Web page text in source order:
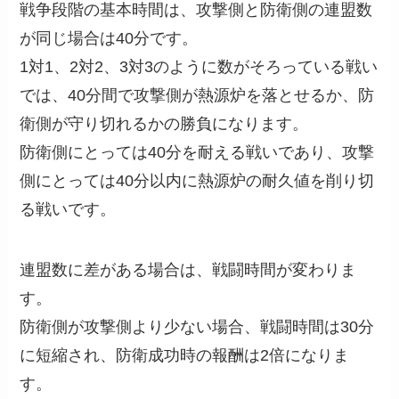
戦争段階の基本時間は、攻撃側と防衛側の連盟数
が同じ場合は40分です。
1対1、2対2、3対3のように数がそろっている戦い
では、40分間で攻撃側が熱源炉を落とせるか、防
衛側が守り切れるかの勝負になります。
防衛側にとっては40分を耐える戦いであり、攻撃
側にとっては40分以内に熱源炉の耐久値を削り切
る戦いです。
連盟数に差がある場合は、戦闘時間が変わりま
す。
防衛側が攻撃側より少ない場合、戦闘時間は30分
に短縮され、防衛成功時の報酬は2倍になりま
す。